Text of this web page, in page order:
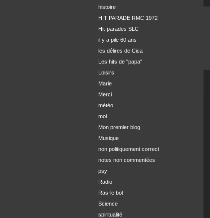
histoire
HIT PARADE RMC 1972
Hit-parades SLC
il y a pile 60 ans
les délires de Cica
Les hits de "papa"
Loisirs
Marie
Merci
météo
moi
Mon premier blog
Musique
non politiquement correct
notes non commentées
psy
Radio
Ras-le bol
Science
spiritualité